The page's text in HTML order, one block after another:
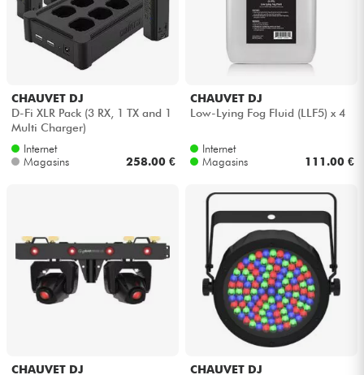
CHAUVET DJ
D-Fi XLR Pack (3 RX, 1 TX and 1
Multi Charger)
Internet
Magasins
258.00 €
CHAUVET DJ
Low-Lying Fog Fluid (LLF5) x 4
Internet
Magasins
111.00 €
CHAUVET DJ CHAUVET DJ